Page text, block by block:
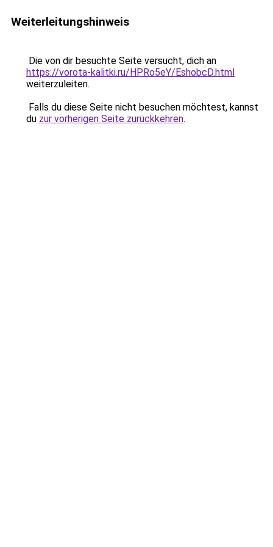
Weiterleitungshinweis
Die von dir besuchte Seite versucht, dich an
https://vorota-kalitki.ru/HPRo5eY/EshobcD.html
weiterzuleiten.
Falls du diese Seite nicht besuchen möchtest, kannst
du zur vorherigen Seite zurückkehren.